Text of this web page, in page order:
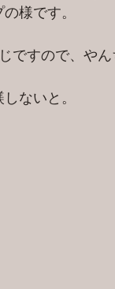
様です。
ですので、や
ないと。